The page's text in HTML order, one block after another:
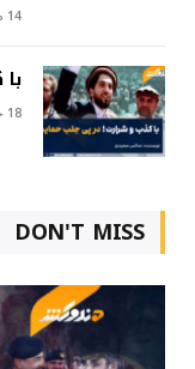
14 می 2025
18 جولای 2024
DON'T MISS